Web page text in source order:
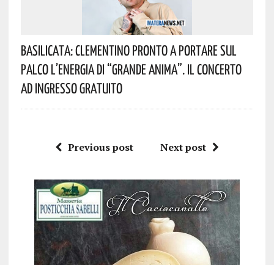
Basilicata: Clementino Pronto A Portare Sul
Palco L’energia Di “Grande Anima”. Il Concerto
Ad Ingresso Gratuito
Previous post Next post